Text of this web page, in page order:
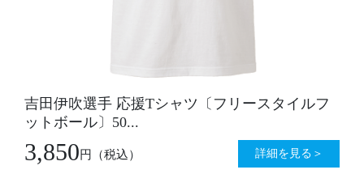
吉田伊吹選手 応援Tシャツ〔フリースタイルフ
ットボール〕50...
3,850円 （税込） 詳細を見る＞